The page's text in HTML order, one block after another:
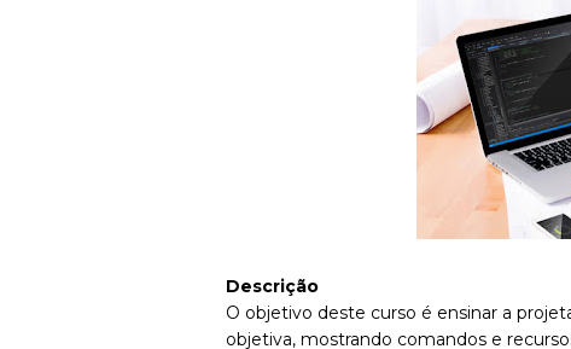
Descrição
O objetivo deste curso é ensinar a
objetiva, mostrando comandos e